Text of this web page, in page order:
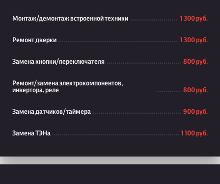
Монтаж/демонтаж встроенной техники 1 300 руб.
Ремонт дверки 1 300 руб.
Замена кнопки/переключателя 800 руб.
Ремонт/замена электрокомпонентов,
инвертора, реле
800 руб.
Замена датчиков/таймера 900 руб.
Замена ТЭНа 1 100 руб.